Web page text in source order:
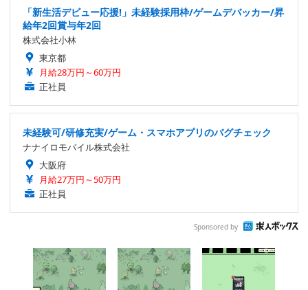
「新生活デビュー応援!」未経験採用枠/ゲームデバッカー/昇
給年2回賞与年2回
株式会社小林
東京都
月給28万円～60万円
正社員
未経験可/研修充実/ゲーム・スマホアプリのバグチェック
ナナイロモバイル株式会社
大阪府
月給27万円～50万円
正社員
Sponsored by